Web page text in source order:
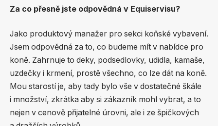
Za co přesně jste odpovědná v Equiservisu?
Jako produktový manažer pro sekci koňské vybavení.
Jsem odpovědná za to, co budeme mít v nabídce pro
koně. Zahrnuje to deky, podsedlovky, udidla, kamaše,
uzdečky i krmení, prostě všechno, co lze dát na koně.
Mou starostí je, aby tady bylo vše v dostatečné škále
i množství, zkrátka aby si zákazník mohl vybrat, a to
nejen v cenově přijatelné úrovni, ale i ze špičkových